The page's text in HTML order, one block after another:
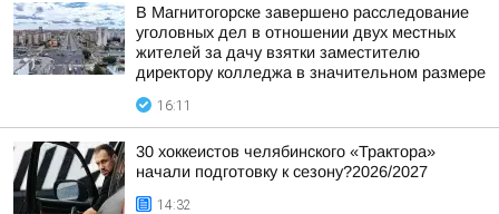
В Магнитогорске завершено расследование
уголовных дел в отношении двух местных
жителей за дачу взятки заместителю
директору колледжа в значительном размере
16:11
30 хоккеистов челябинского «Трактора»
начали подготовку к сезону?2026/2027
14:32